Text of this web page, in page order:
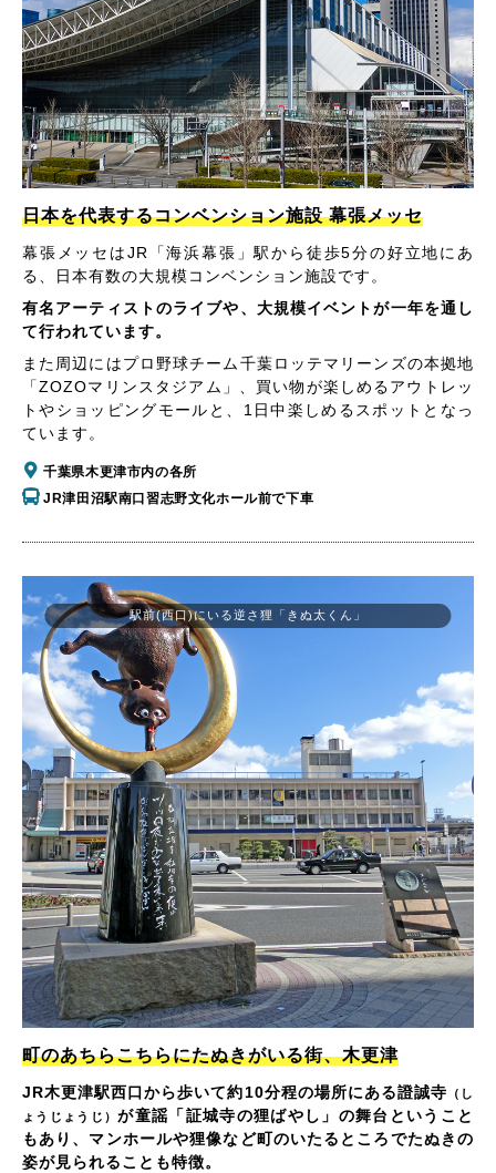
日本を代表するコンベンション施設 幕張メッセ
幕張メッセはJR「海浜幕張」駅から徒歩5分の好立地にあ
る、日本有数の大規模コンベンション施設です。
有名アーティストのライブや、大規模イベントが一年を通し
て行われています。
また周辺にはプロ野球チーム千葉ロッテマリーンズの本拠地
「ZOZOマリンスタジアム」、買い物が楽しめるアウトレッ
トやショッピングモールと、1日中楽しめるスポットとなっ
ています。
千葉県木更津市内の各所
JR津田沼駅南口習志野文化ホール前で下車
駅前(西口)にいる逆さ狸「きぬ太くん」
町のあちらこちらにたぬきがいる街、木更津
JR木更津駅西口から歩いて約10分程の場所にある證誠寺 （し
ょうじょうじ）が童謡「証城寺の狸ばやし」の舞台ということ
もあり、マンホールや狸像など町のいたるところでたぬきの
姿が見られることも特徴。